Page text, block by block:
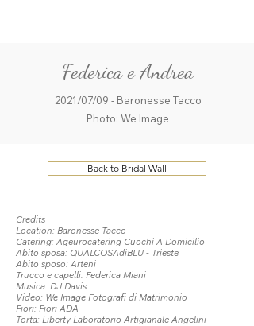
Federica e Andrea
2021/07/09 - Baronesse Tacco
Photo: We Image
Back to Bridal Wall
Credits
Location: Baronesse Tacco
Catering: Ageurocatering Cuochi A Domicilio
Abito sposa: QUALCOSAdiBLU - Trieste
Abito sposo: Arteni
Trucco e capelli: Federica Miani
Musica: DJ Davis
Video: We Image Fotografi di Matrimonio
Fiori: Fiori ADA
Torta: Liberty Laboratorio Artigianale Angelini